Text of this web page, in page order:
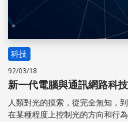
科技
92/03/18
新一代電腦與通訊網路科
人類對光的摸索，從完全無知，
在某種程度上控制光的方向和行